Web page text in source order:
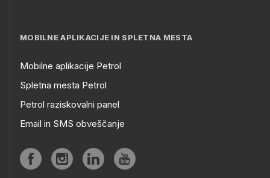
MOBILNE APLIKACIJE IN SPLETNA MESTA
Mobilne aplikacije Petrol
Spletna mesta Petrol
Petrol raziskovalni panel
Email in SMS obveščanje